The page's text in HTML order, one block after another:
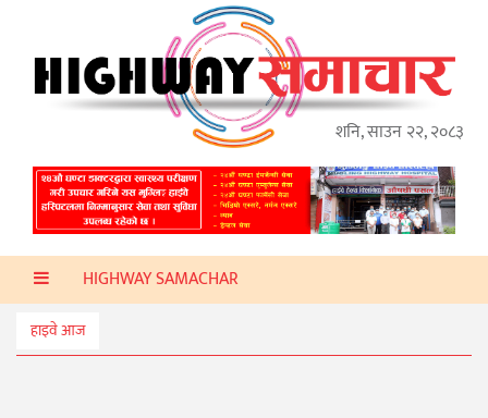
शनि, साउन २२, २०८३
गृहपृष्ठ
ताजा
समाचार
प्रदेश
प्रविधि
स्वास्थ्य
HIGHWAY SAMACHAR
हाइवे आज